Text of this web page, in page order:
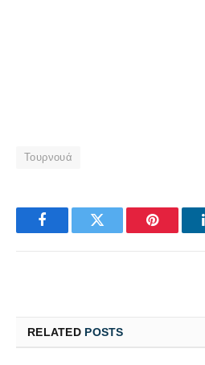
Τουρνουά
FacebookTwitter Pinterest
RELATED POSTS